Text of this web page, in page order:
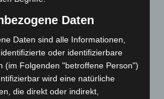
Wein-Depot Isernhagen
Turbobaustelle startet
Hannover-West und
Daten
Daten sind alle Informationen,
oder identifizierbare
(im Folgenden "betroffene Person")
wird eine natürliche
die direkt oder indirekt,